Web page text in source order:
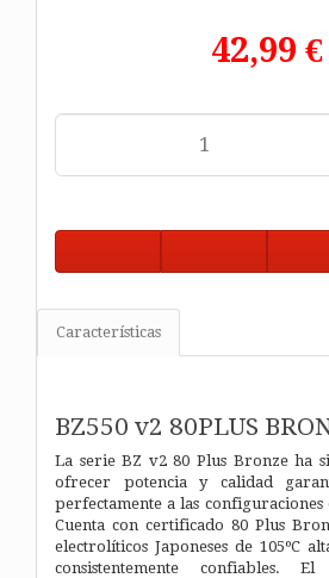
42,99 €
Características
BZ550 v2 80PLUS
La serie BZ v2 80 Plus Bronze ha
ofrecer potencia y calidad
perfectamente a las
Cuenta con certificado 80 Plus
electrolíticos Japoneses de 105ºC
consistentemente confiables.